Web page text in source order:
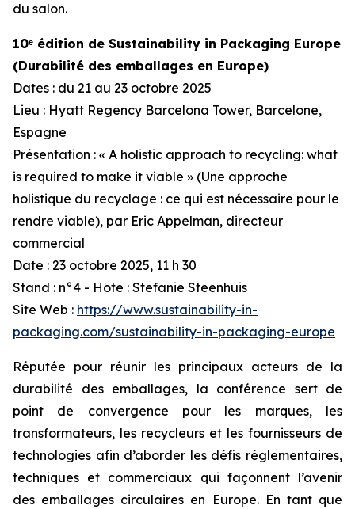
du salon.
10ᵉ édition de Sustainability in Packaging Europe
(Durabilité des emballages en Europe)
Dates : du 21 au 23 octobre 2025
Lieu : Hyatt Regency Barcelona Tower, Barcelone,
Espagne
Présentation : « A holistic approach to recycling: what
is required to make it viable » (Une approche
holistique du recyclage : ce qui est nécessaire pour le
rendre viable), par Eric Appelman, directeur
commercial
Date : 23 octobre 2025, 11 h 30
Stand : n°4 - Hôte : Stefanie Steenhuis
Site Web : https://www.sustainability-in-
packaging.com/sustainability-in-packaging-europe
Réputée pour réunir les principaux acteurs de la
durabilité des emballages, la conférence sert de
point de convergence pour les marques, les
transformateurs, les recycleurs et les fournisseurs de
technologies afin d’aborder les défis réglementaires,
techniques et commerciaux qui façonnent l’avenir
des emballages circulaires en Europe. En tant que